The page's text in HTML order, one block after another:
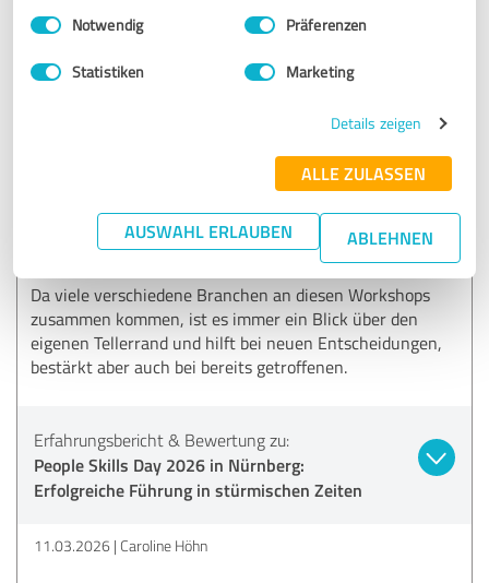
Impressum Datenschutzbestimmungen
Einwilligungsauswahl
Notwendig Präferenzen
Statistiken Marketing
Details zeigen
ALLE ZULASSEN
AUSWAHL ERLAUBEN ABLEHNEN
Hallo Anika,
wir freuen uns, dass du da warst und auf die weitere
Bis bald und liebe Grüße
SEHR GUT Empfehlung
Da viele verschiedene Branchen an diesen Workshops
zusammen kommen, ist es immer ein Blick über den
eigenen Tellerrand und hilft bei neuen Entscheidungen,
bestärkt aber auch bei bereits getroffenen.
Erfahrungsbericht & Bewertung zu:
People Skills Day 2026 in Nürnberg:
Erfolgreiche Führung in stürmischen Zeiten
11.03.2026 Caroline Höhn